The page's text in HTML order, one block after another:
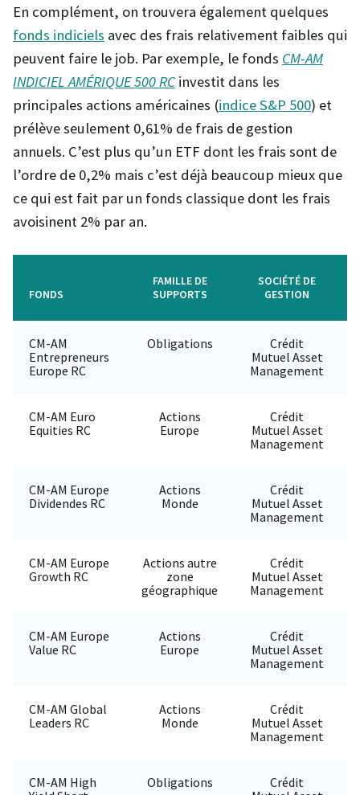
En complément, on trouvera également quelques
fonds indiciels avec des frais relativement faibles qui
peuvent faire le job. Par exemple, le fonds CM-AM
INDICIEL AMÉRIQUE 500 RCinvestit dans les
principales actions américaines (indice S&P 500) et
prélève seulement 0,61% de frais de gestion
annuels. C’est plus qu’un ETF dont les frais sont de
l’ordre de 0,2% mais c’est déjà beaucoup mieux que
ce qui est fait par un fonds classique dont les frais
avoisinent 2% par an.
FONDS
FAMILLE DE
SUPPORTS
SOCIÉTÉ DE
GESTION
CM-AM
Entrepreneurs
Europe RC
Obligations
Crédit
Mutuel Asset
Management
CM-AM Euro
Equities RC
Actions
Europe
Crédit
Mutuel Asset
Management
CM-AM Europe
Dividendes RC
Actions
Monde
Crédit
Mutuel Asset
Management
CM-AM Europe
Growth RC
Actions autre
zone
géographique
Crédit
Mutuel Asset
Management
CM-AM Europe
Value RC
Actions
Europe
Crédit
Mutuel Asset
Management
CM-AM Global
Leaders RC
Actions
Monde
Crédit
Mutuel Asset
Management
CM-AM High
Obligations
Crédit